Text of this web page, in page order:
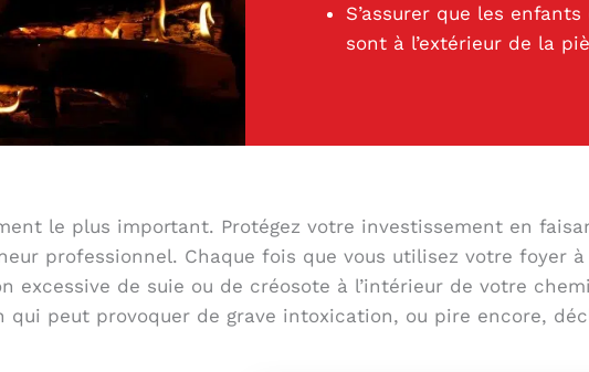
S’assurer que les
sont à l’extérieur de la
le plus important. Protégez votre investissement en
professionnel. Chaque fois que vous utilisez votre foyer à
excessive de suie ou de créosote à l’intérieur de votre
peut provoquer de grave intoxication, ou pire encore,